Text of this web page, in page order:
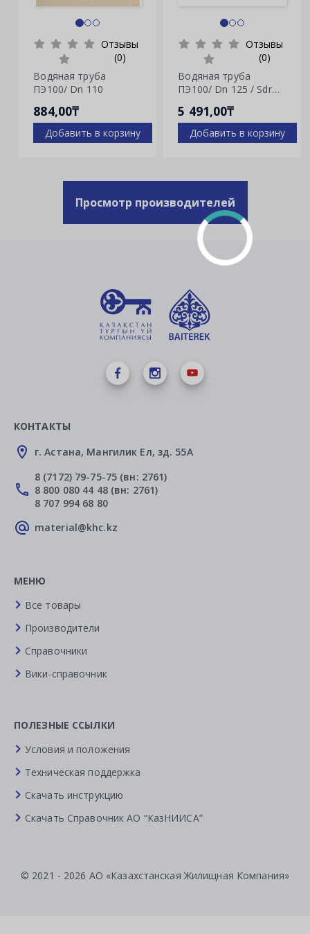
Отзывы
(0)
Водяная труба
ПЭ100/ Dn 110
884,00₸
Добавить в корзину
Отзывы
(0)
Водяная труба
ПЭ100/ Dn 125 / Sdr
5 491,00₸
Добавить в корзину
Просмотр производителей
КОНТАКТЫ
г. Астана, Мангилик Ел, зд. 55А
8 (7172) 79-75-75 (вн: 2761)
8 800 080 44 48 (вн: 2761)
8 707 994 68 80
material@khc.kz
МЕНЮ
Все товары
Производители
Справочники
Вики-справочник
ПОЛЕЗНЫЕ ССЫЛКИ
Условия и положения
Техническая поддержка
Скачать инструкцию
Скачать Справочник АО “КазНИИСА”
© 2021 - 2026 АО «Казахстанская Жилищная Компания»